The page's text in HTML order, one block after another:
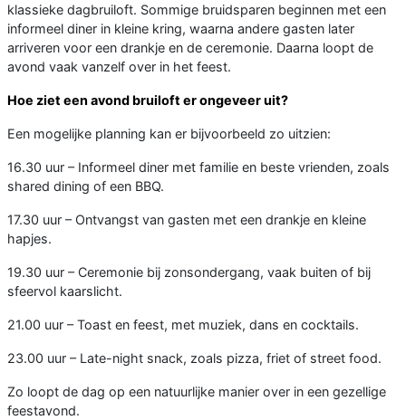
klassieke dagbruiloft. Sommige bruidsparen beginnen met een
informeel diner in kleine kring, waarna andere gasten later
arriveren voor een drankje en de ceremonie. Daarna loopt de
avond vaak vanzelf over in het feest.
Hoe ziet een avond bruiloft er ongeveer uit?
Een mogelijke planning kan er bijvoorbeeld zo uitzien:
16.30 uur – Informeel diner met familie en beste vrienden, zoals
shared dining of een BBQ.
17.30 uur – Ontvangst van gasten met een drankje en kleine
hapjes.
19.30 uur – Ceremonie bij zonsondergang, vaak buiten of bij
sfeervol kaarslicht.
21.00 uur – Toast en feest, met muziek, dans en cocktails.
23.00 uur – Late-night snack, zoals pizza, friet of street food.
Zo loopt de dag op een natuurlijke manier over in een gezellige
feestavond.